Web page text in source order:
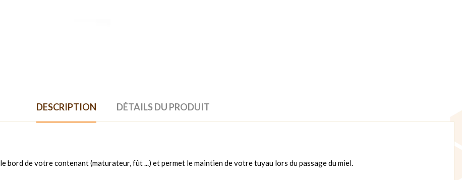
DESCRIPTION DÉTAILS DU PRODUIT
bord de votre contenant (maturateur, fût ...) et permet le maintien de votre tuyau lors du passage du miel.